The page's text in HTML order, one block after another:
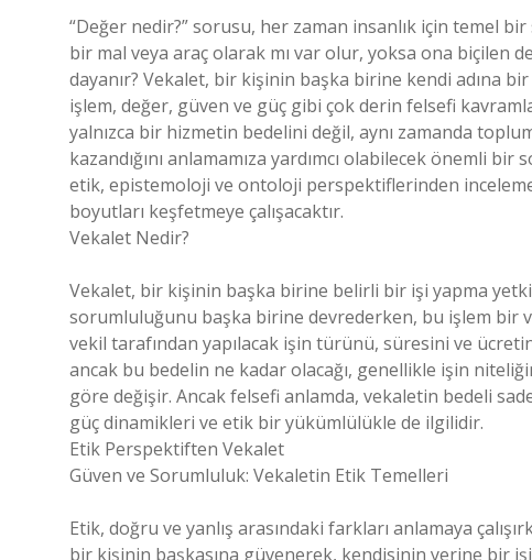
“Değer nedir?” sorusu, her zaman insanlık için temel
bir mal veya araç olarak mı var olur, yoksa ona biçilen
dayanır? Vekalet, bir kişinin başka birine kendi adına
işlem, değer, güven ve güç gibi çok derin felsefi
yalnızca bir hizmetin bedelini değil, aynı zamanda
kazandığını anlamamıza yardımcı olabilecek önemli
etik, epistemoloji ve ontoloji perspektiflerinden
boyutları keşfetmeye çalışacaktır.
Vekalet Nedir?
Vekalet, bir kişinin başka birine belirli bir işi yapma
sorumluluğunu başka birine devrederken, bu işlem bir
vekil tarafından yapılacak işin türünü, süresini ve
ancak bu bedelin ne kadar olacağı, genellikle işin
göre değişir. Ancak felsefi anlamda, vekaletin bedeli
güç dinamikleri ve etik bir yükümlülükle de ilgilidir.
Etik Perspektiften Vekalet
Güven ve Sorumluluk: Vekaletin Etik Temelleri
Etik, doğru ve yanlış arasındaki farkları anlamaya
bir kişinin başkasına güvenerek, kendisinin yerine bir